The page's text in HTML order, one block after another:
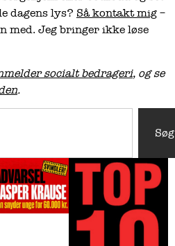
dagens lys? Så kontakt mig –
med. Jeg bringer ikke løse
socialt bedrageri, og se
.
Søg